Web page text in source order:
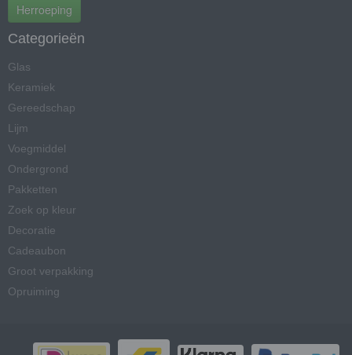
Herroeping
Categorieën
Glas
Keramiek
Gereedschap
Lijm
Voegmiddel
Ondergrond
Pakketten
Zoek op kleur
Decoratie
Cadeaubon
Groot verpakking
Opruiming